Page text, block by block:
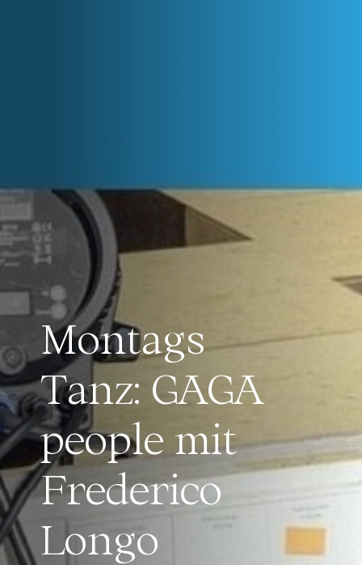
Montags
Tanz: GAGA
people mit
Frederico
Longo